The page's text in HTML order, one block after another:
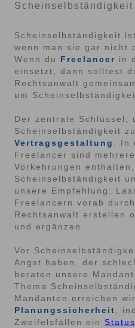
Scheinselbständigkeit
wenn man sie gar nicht
Wenn du Freelancer in
einsetzt, dann solltest
Rechtsanwalt
um
Der zentrale Schlüssel,
Scheinselbständigkeit
Vertragsgestaltung
. In
Freelancer sind
Vorkehrungen enthalten,
Scheinselbständigkeit
unsere Empfehlung:
Freelancern vorab
Rechtsanwalt erstellen
und ergänzen.
Vor
Angst haben, der
beraten unsere
Thema
Mandanten erreichen
Planungssicherheit
,
Zweifelsfällen ein